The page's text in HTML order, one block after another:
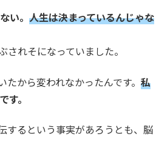
い。 人生は決まっているんじゃな
れそになっていました。
から変われなかったんです。 私
す。
するという事実があろうとも、脳